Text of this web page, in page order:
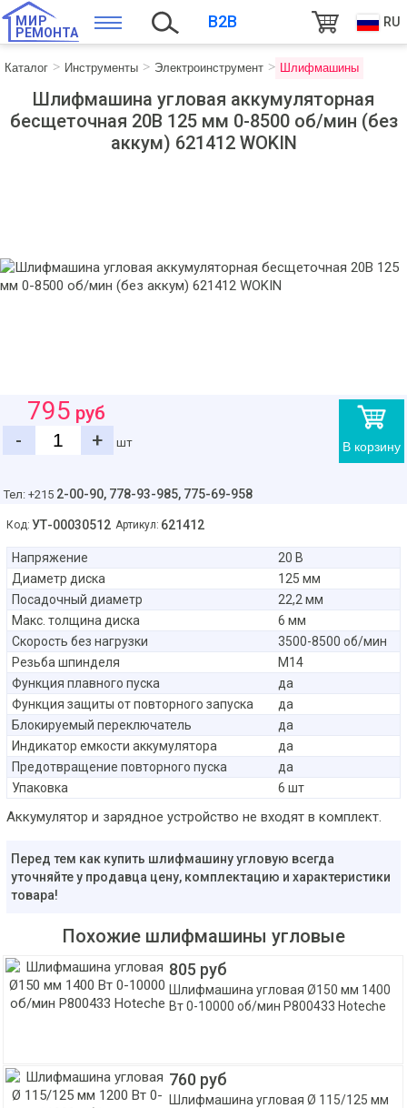
МИР
РЕМОНТА
B2B RU
Каталог Инструменты Электроинструмент Шлифмашины
Шлифмашина угловая аккумуляторная
бесщеточная 20В 125 мм 0-8500 об/мин (без
аккум) 621412 WOKIN
В корзину
795 руб
-
+ шт
Тел: +215 2-00-90, 778-93-985, 775-69-958
Код: УТ-00030512 Артикул: 621412
Напряжение
20 В
Диаметр диска
125 мм
Посадочный диаметр
22,2 мм
Макс. толщина диска
6 мм
Скорость без нагрузки
3500-8500 об/мин
Резьба шпинделя
M14
Функция плавного пуска
да
Функция защиты от повторного запуска
да
Блокируемый переключатель
да
Индикатор емкости аккумулятора
да
Предотвращение повторного пуска
да
Упаковка
6 шт
Аккумулятор и зарядное устройство не входят в комплект.
Перед тем как купить шлифмашину угловую всегда
уточняйте у продавца цену, комплектацию и характеристики
товара!
Похожие шлифмашины угловые
805 руб
Шлифмашина угловая Ø150 мм 1400
Вт 0-10000 об/мин P800433 Hoteche
760 руб
Шлифмашина угловая Ø 115/125 мм